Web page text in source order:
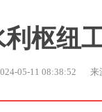
枢纽
05-11 08:38:52 来